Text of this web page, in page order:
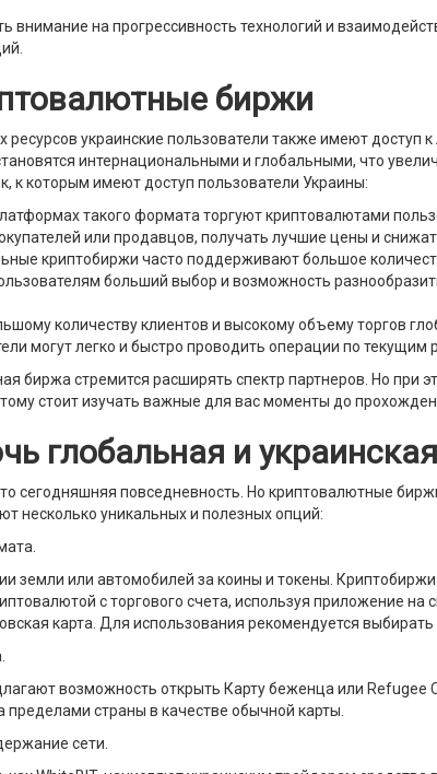
внимание на прогрессивность технологий и
биржи
ресурсов украинские пользователи также имеют
интернациональными и глобальными, что
к которым имеют доступ пользователи Украины:
такого формата торгуют криптовалютами
или продавцов, получать лучшие цены и
криптобиржи часто поддерживают большое
больший выбор и возможность
количеству клиентов и высокому объему торгов
могут легко и быстро проводить операции по текущим
биржа стремится расширять спектр партнеров. Но при
стоит изучать важные для вас моменты до
глобальная и
сегодняшняя повседневность. Но криптовалютные
несколько уникальных и полезных опций:
земли или автомобилей за коины и токены.
с торгового счета, используя приложение
карта. Для использования рекомендуется выбирать
возможность открыть Карту беженца или Refugee
страны в качестве обычной карты.
сети.